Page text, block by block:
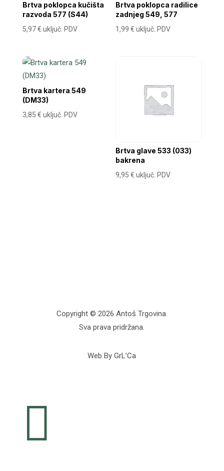
Brtva poklopca kučišta
razvoda 577 (S44)
5,97€ uključ. PDV
Brtva poklopca radilice
zadnjeg 549, 577
1,99€ uključ. PDV
Brtva kartera 549
(DM33)
3,85 € uključ. PDV
Brtva glave 533 (033)
bakrena
9,95€ uključ. PDV
Copyright © 2026 Antoš Trgovina.
Sva prava pridržana.
Web By GrL’Ca
